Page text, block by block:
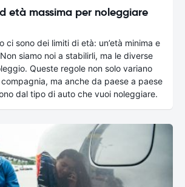
età massima per noleggiare
ci sono dei limiti di età: un’età minima e
Non siamo noi a stabilirli, ma le diverse
Queste regole non solo variano
ma anche da paese a paese
dal tipo di auto che vuoi noleggiare.